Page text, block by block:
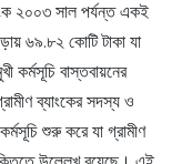
২০০৩ সাল পর্যন্ত একই
৬৯.৮২ কোটি টাকা যা
কর্মসূচি বাস্তবায়নের
ব্যাংকের সদস্য ও
শুরু করে যা গ্রামীণ